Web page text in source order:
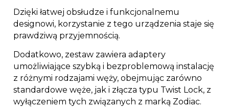
Dzięki łatwej obsłudze i funkcjonalnemu
designowi, korzystanie z tego urządzenia staje się
prawdziwą przyjemnością.
Dodatkowo, zestaw zawiera adaptery
umożliwiające szybką i bezproblemową instalację
z różnymi rodzajami węży, obejmując zarówno
standardowe węże, jak i złącza typu Twist Lock, z
wyłączeniem tych związanych z marką Zodiac.